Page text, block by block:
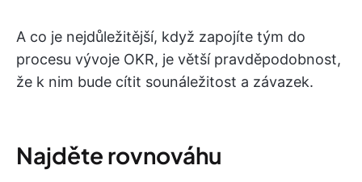
A co je nejdůležitější, když zapojíte tým do
procesu vývoje OKR, je větší pravděpodobnost,
že k nim bude cítit sounáležitost a závazek.
Najděte rovnováhu